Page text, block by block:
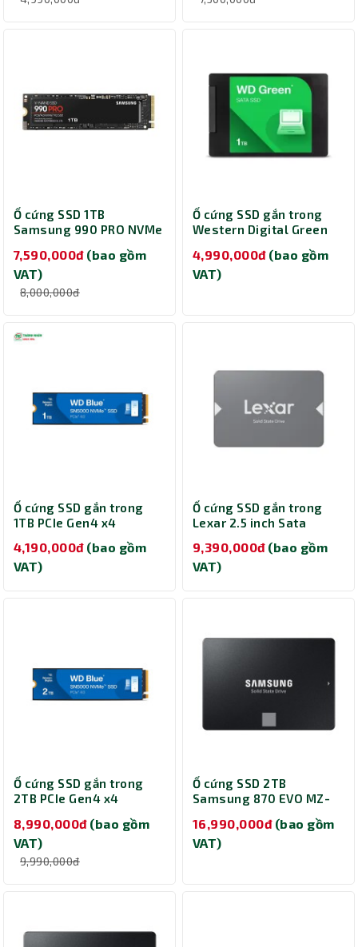
Ổ cứng SSD 1TB
Samsung 990 PRO NVMe
V9P1T0BW
7,590,000đ (bao gồm
VAT)
8,000,000đ
Ổ cứng SSD gắn trong
Western Digital Green
WDS100T5G0A
4,990,000đ (bao gồm
VAT)
Ổ cứng SSD gắn trong
1TB PCIe Gen4 x4
SN5000 WDS100T4B0E
4,190,000đ (bao gồm
VAT)
Ổ cứng SSD gắn trong
Lexar 2.5 inch Sata
9,390,000đ (bao gồm
VAT)
Ổ cứng SSD gắn trong
2TB PCIe Gen4 x4
SN5000 WDS200T4B0E
8,990,000đ (bao gồm
VAT)
9,990,000đ
Ổ cứng SSD 2TB
Samsung 870 EVO MZ-
16,990,000đ (bao gồm
VAT)